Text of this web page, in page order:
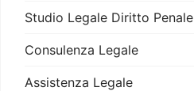
Studio Legale Diritto Penale
Consulenza Legale
Assistenza Legale